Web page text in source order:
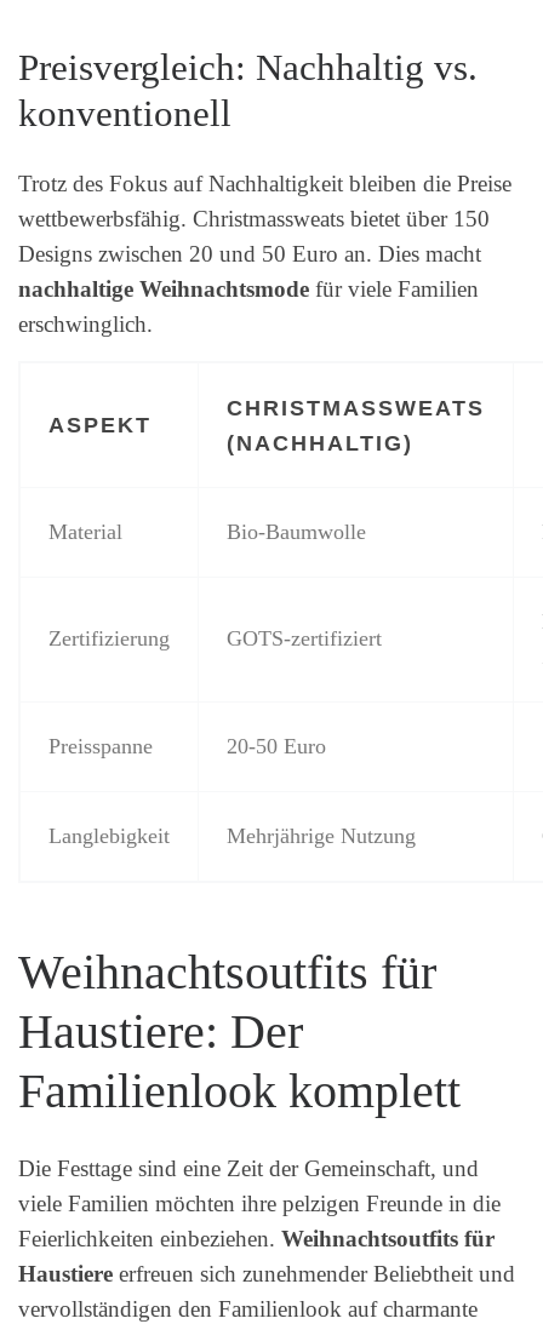
Preisvergleich: Nachhaltig vs.
konventionell
Trotz des Fokus auf Nachhaltigkeit bleiben die Preise
wettbewerbsfähig. Christmassweats bietet über 150
Designs zwischen 20 und 50 Euro an. Dies macht
nachhaltige Weihnachtsmode für viele Familien
erschwinglich.
ASPEKT
CHRISTMASSWEATS
(NACHHALTIG)
Material Bio-Baumwolle
Zertifizierung GOTS-zertifiziert
Preisspanne 20-50 Euro
Langlebigkeit Mehrjährige Nutzung
Weihnachtsoutfits für
Haustiere: Der
Familienlook komplett
Die Festtage sind eine Zeit der Gemeinschaft, und
viele Familien möchten ihre pelzigen Freunde in die
Feierlichkeiten einbeziehen. Weihnachtsoutfits für
Haustiere erfreuen sich zunehmender Beliebtheit und
vervollständigen den Familienlook auf charmante